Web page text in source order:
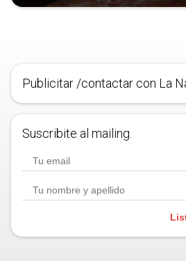
Publicitar /contactar con La
Suscribite al mailing.